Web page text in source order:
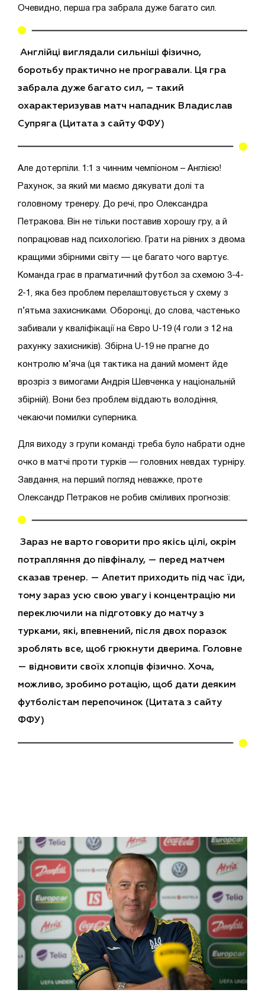
Очевидно, перша гра забрала дуже багато сил.
Англійці виглядали сильніші фізично,
боротьбу практично не програвали. Ця гра
забрала дуже багато сил, – такий
охарактеризував матч нападник Владислав
Супряга (Цитата з сайту ФФУ)
Але дотерпіли. 1:1 з чинним чемпіоном – Англією!
Рахунок, за який ми маємо дякувати долі та
головному тренеру. До речі, про Олександра
Петракова. Він не тільки поставив хорошу гру, а й
попрацював над психологією. Грати на рівних з двома
кращими збірними світу — це багато чого вартує.
Команда грає в прагматичний футбол за схемою 3-4-
2-1, яка без проблем перелаштовується у схему з
п’ятьма захисниками. Оборонці, до слова, частенько
забивали у кваліфікації на Євро U-19 (4 голи з 12 на
рахунку захисників). Збірна U-19 не прагне до
контролю м’яча (ця тактика на даний момент йде
врозріз з вимогами Андрія Шевченка у національній
збірній). Вони без проблем віддають володіння,
чекаючи помилки суперника.
Для виходу з групи команді треба було набрати одне
очко в матчі проти турків — головних невдах турніру.
Завдання, на перший погляд неважке, проте
Олександр Петраков не робив сміливих прогнозів:
Зараз не варто говорити про якісь цілі, окрім
потрапляння до півфіналу, — перед матчем
сказав тренер. — Апетит приходить під час їди,
тому зараз усю свою увагу і концентрацію ми
переключили на підготовку до матчу з
турками, які, впевнений, після двох поразок
зроблять все, щоб грюкнути дверима. Головне
— відновити своїх хлопців фізично. Хоча,
можливо, зробимо ротацію, щоб дати деяким
футболістам перепочинок (Цитата з сайту
ФФУ)